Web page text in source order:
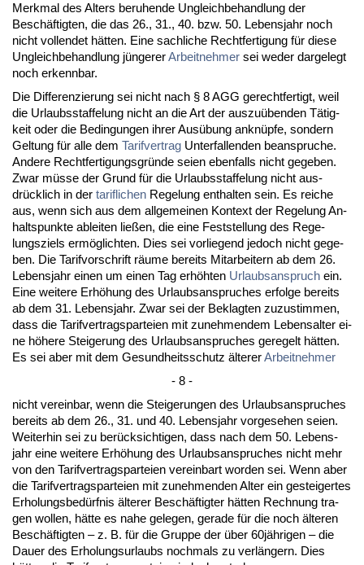
Merk­mal des Al­ters be­ru­hen­de Un­gleich­be­hand­lung der
Beschäftig­ten, die das 26., 31., 40. bzw. 50. Le­bens­jahr noch
nicht voll­endet hätten. Ei­ne sach­li­che Recht­fer­ti­gung für die­se
Un­gleich­be­hand­lung jünge­rerAr­beit­neh­mer sei we­der dar­ge­legt
noch er­kenn­bar.
Die Dif­fe­ren­zie­rung sei nicht nach § 8 AGG ge­recht­fer­tigt, weil
die Ur­laubs­staf­fe­lung nicht an die Art der aus­zuüben­den Tätig­
keit oder die Be­din­gun­gen ih­rer Ausübung an­knüpfe, son­dern
Gel­tung für al­le dem Ta­rif­ver­trag Un­ter­fal­len­den be­an­spru­che.
An­de­re Recht­fer­ti­gungs­gründe sei­en eben­falls nicht ge­ge­ben.
Zwar müsse der Grund für die Ur­laubs­staf­fe­lung nicht aus­
drück­lich in der ta­rif­li­chen Re­ge­lung ent­hal­ten sein. Es rei­che
aus, wenn sich aus dem all­ge­mei­nen Kon­text der Re­ge­lung An­
halts­punk­te ab­lei­ten ließen, die ei­ne Fest­stel­lung des Re­ge­
lungs­ziels ermöglich­ten. Dies sei vor­lie­gend je­doch nicht ge­ge­
ben. Die Ta­rif­vor­schrift räume be­reits Mit­ar­bei­tern ab dem 26.
Le­bens­jahr ei­nen um ei­nen Tag erhöhten Ur­laubs­an­spruch ein.
Ei­ne wei­te­re Erhöhung des Ur­laubs­an­spru­ches er­fol­ge be­reits
ab dem 31. Le­bens­jahr. Zwar sei der Be­klag­ten zu­zu­stim­men,
dass die Ta­rif­ver­trags­par­tei­en mit zu­neh­men­dem Le­bens­al­ter ei­
ne höhe­re Stei­ge­rung des Ur­laubs­an­spru­ches ge­re­gelt hätten.
Es sei aber mit dem Ge­sund­heits­schutz älte­rerAr­beit­neh­mer
- 8 -
nicht ver­ein­bar, wenn die Stei­ge­run­gen des Ur­laubs­an­spru­ches
be­reits ab dem 26., 31. und 40. Le­bens­jahr vor­ge­se­hen sei­en.
Wei­ter­hin sei zu berück­sich­ti­gen, dass nach dem 50. Le­bens­
jahr ei­ne wei­te­re Erhöhung des Ur­laubs­an­spru­ches nicht mehr
von den Ta­rif­ver­trags­par­tei­en ver­ein­bart wor­den sei. Wenn aber
die Ta­rif­ver­trags­par­tei­en mit zu­neh­men­den Al­ter ein ge­stei­ger­tes
Er­ho­lungs­bedürf­nis älte­rer Beschäftig­ter hätten Rech­nung tra­
gen wol­len, hätte es na­he ge­le­gen, ge­ra­de für die noch älte­ren
Beschäftig­ten – z. B. für die Grup­pe der über 60jähri­gen – die
Dau­er des Er­ho­lungs­ur­laubs noch­mals zu verlängern. Dies